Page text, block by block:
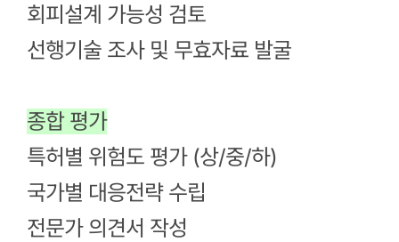
회피설계 가능성 검토
선행기술 조사 및 무효자료 발굴
종합 평가
특허별 위험도 평가 (상/중/하)
국가별 대응전략 수립
전문가 의견서 작성